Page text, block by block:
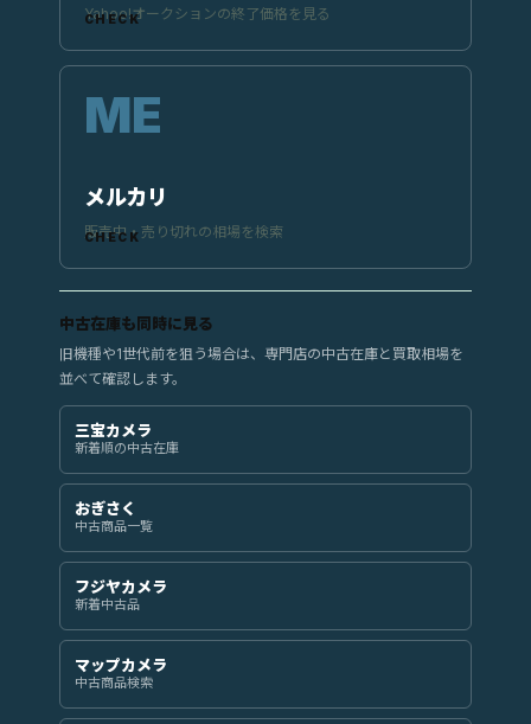
Yahoo!オークションの終了価格を見る
メルカリ
販売中・売り切れの相場を検索
中古在庫も同時に見る
旧機種や1世代前を狙う場合は、専門店の中古在庫と買取相場を
並べて確認します。
三宝カメラ
新着順の中古在庫
おぎさく
中古商品一覧
フジヤカメラ
新着中古品
マップカメラ
中古商品検索